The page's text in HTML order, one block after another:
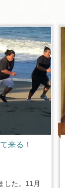
来る！
した。11月